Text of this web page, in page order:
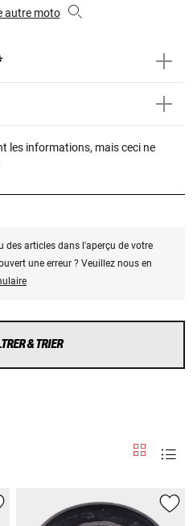
autre moto
les informations, mais ceci ne
des articles dans l'aperçu de votre
une erreur ? Veuillez nous en
& TRIER